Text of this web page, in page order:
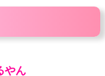
やん